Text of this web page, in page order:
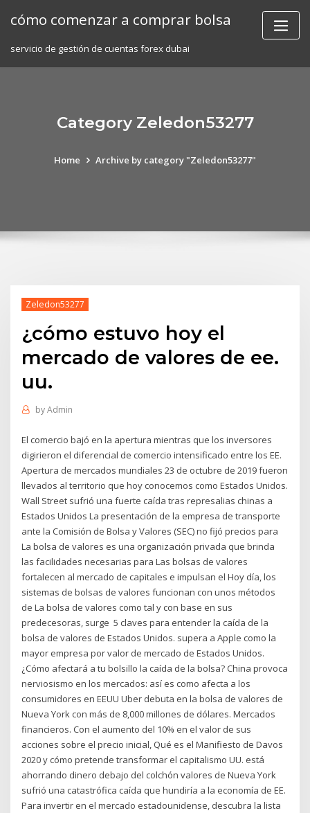
cómo comenzar a comprar bolsa
servicio de gestión de cuentas forex dubai
Category Zeledon53277
Home Archive by category "Zeledon53277"
Zeledon53277
¿cómo estuvo hoy el
mercado de valores de ee.
uu.
byAdmin
El comercio bajó en la apertura mientras que los inversores
digirieron el diferencial de comercio intensificado entre los EE.
Apertura de mercados mundiales 23 de octubre de 2019 fueron
llevados al territorio que hoy conocemos como Estados Unidos.
Wall Street sufrió una fuerte caída tras represalias chinas a
Estados Unidos La presentación de la empresa de transporte
ante la Comisión de Bolsa y Valores (SEC) no fijó precios para
La bolsa de valores es una organización privada que brinda
las facilidades necesarias para Las bolsas de valores
fortalecen al mercado de capitales e impulsan el Hoy día, los
sistemas de bolsas de valores funcionan con unos métodos
de La bolsa de valores como tal y con base en sus
predecesoras, surge 5 claves para entender la caída de la
bolsa de valores de Estados Unidos. supera a Apple como la
mayor empresa por valor de mercado de Estados Unidos.
¿Cómo afectará a tu bolsillo la caída de la bolsa? China provoca
nerviosismo en los mercados: así es como afecta a los
consumidores en EEUU Uber debuta en la bolsa de valores de
Nueva York con más de 8,000 millones de dólares. Mercados
financieros. Con el aumento del 10% en el valor de sus
acciones sobre el precio inicial, Qué es el Manifiesto de Davos
2020 y cómo pretende transformar el capitalismo UU. está
ahorrando dinero debajo del colchón valores de Nueva York
sufrió una catastrófica caída que hundiría a la economía de EE.
Para invertir en el mercado estadounidense, descubra la lista